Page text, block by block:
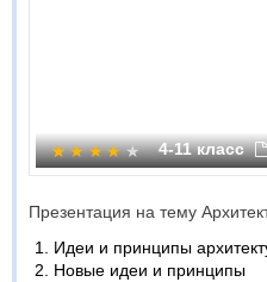
4-11 класс
Презентация на тему
Идеи и принципы
Новые идеи и принципы